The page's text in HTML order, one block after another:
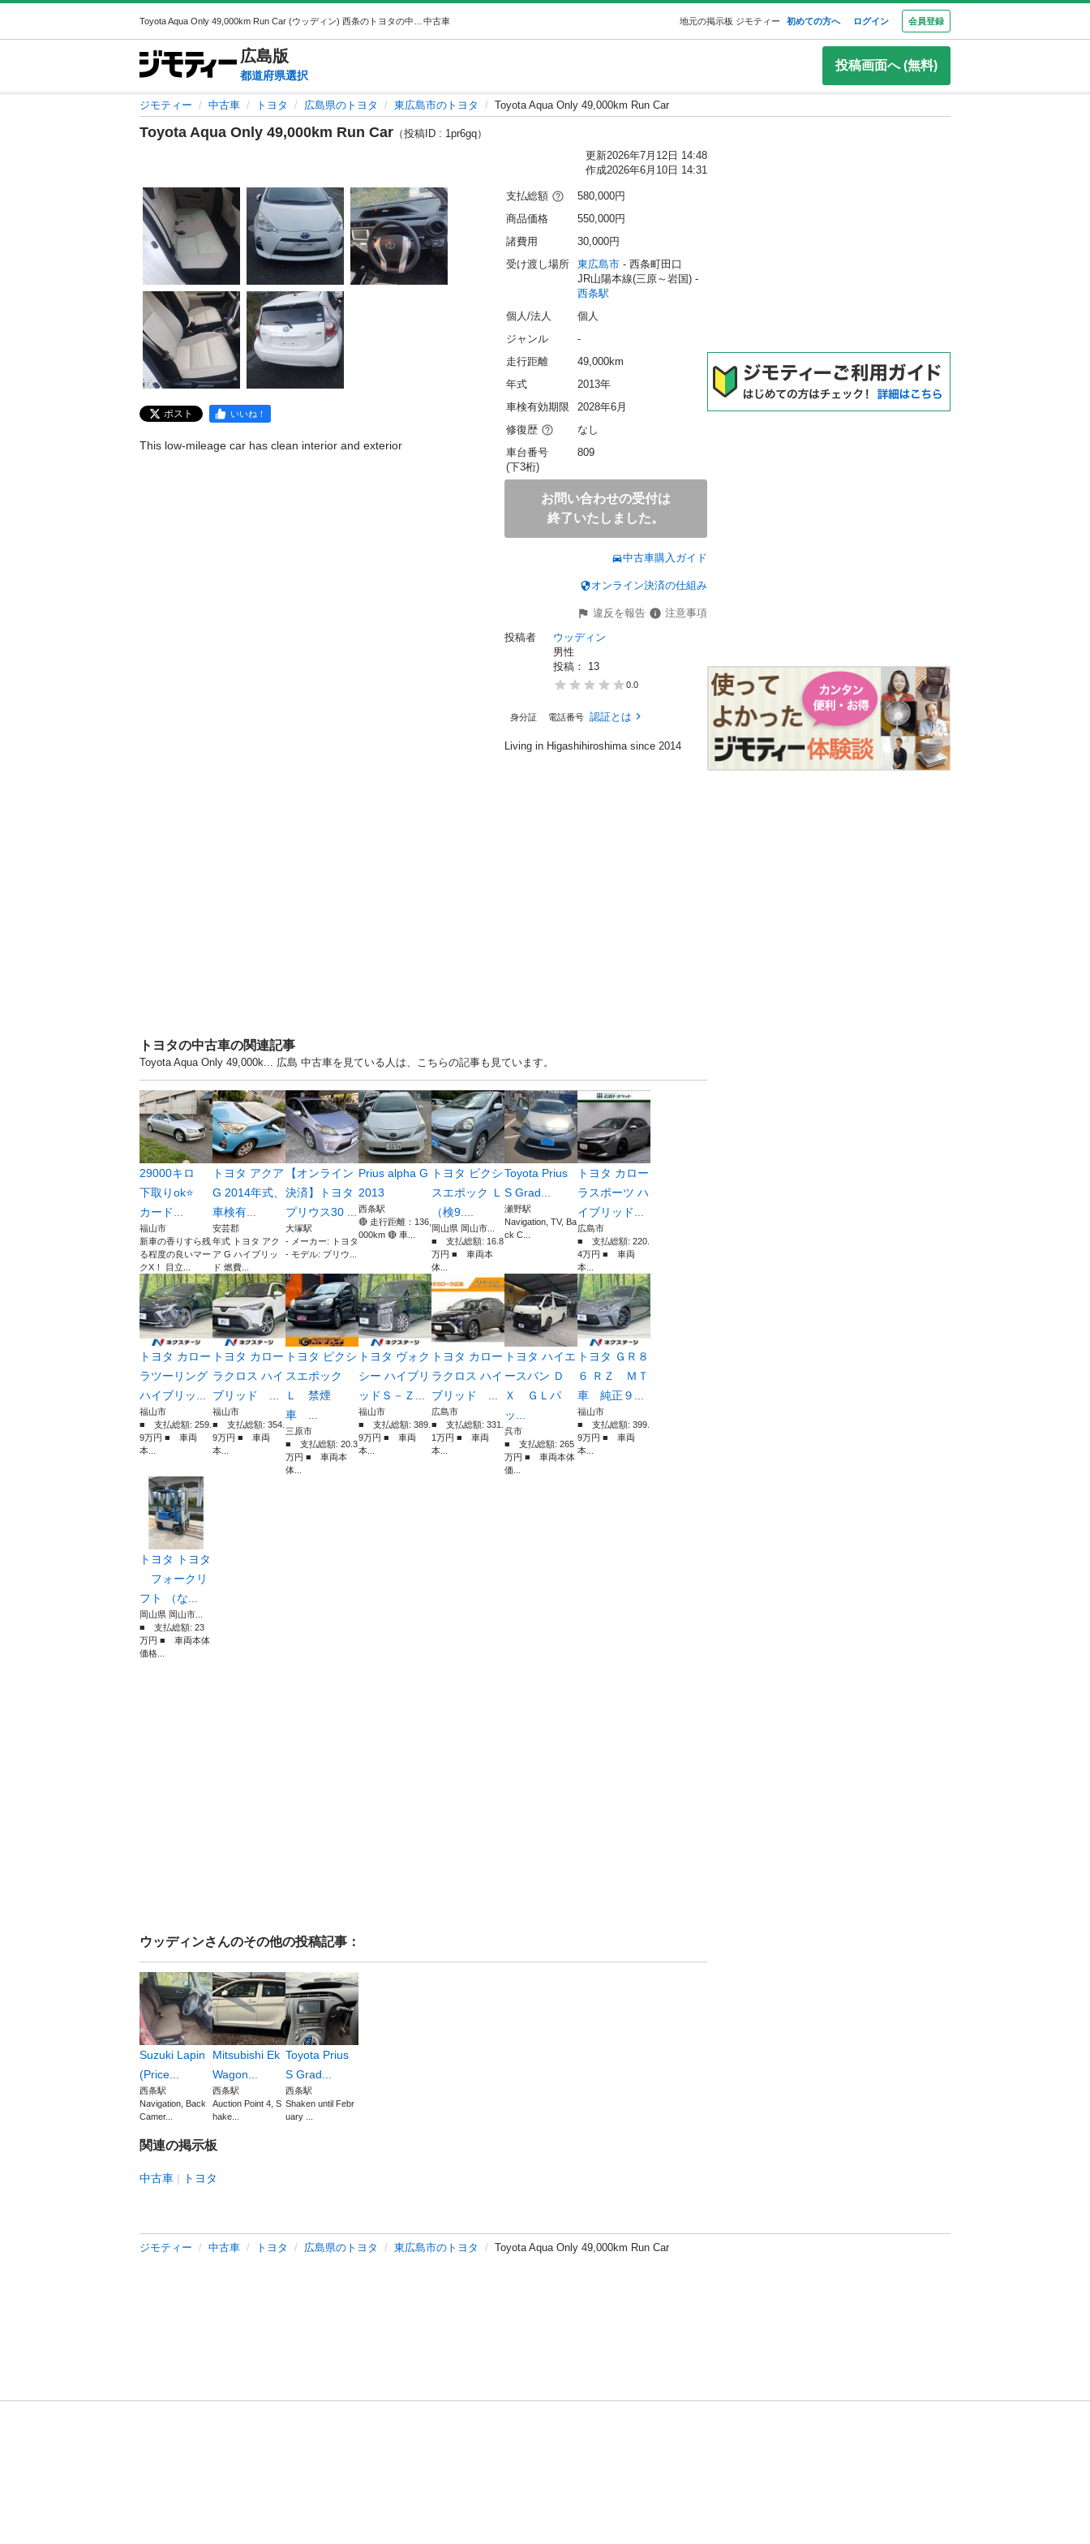
中古車 地元の掲示板 ジモティー 初めての方へ ログイン 会員登録
広島版
都道府県選択
投稿画面へ (無料)
ジモティー 中古車 トヨタ 広島県のトヨタ 東広島市のトヨタ Toyota Aqua Only 49,000km Run Car
Toyota Aqua Only 49,000km Run Car （投稿ID : 1pr6gq）
更新2026年7月12日 14:48
作成2026年6月10日 14:31
ポスト いいね！
This low-mileage car has clean interior and exterior
支払総額
580,000円
商品価格
550,000円
諸費用
30,000円
受け渡し場所
東広島市 - 西条町田口
西条駅
個人/法人
個人
ジャンル
-
走行距離
49,000km
年式
2013年
車検有効期限
2028年6月
修復歴
なし
車台番号
(下3桁)
809
お問い合わせの受付は
終了いたしました。
中古車購入ガイド
オンライン決済の仕組み
違反を報告
注意事項
投稿者
ウッディン
男性
投稿： 13
0.0
身分証 電話番号 認証とは
Living in Higashihiroshima since 2014
トヨタの中古車の関連記事
Toyota Aqua Only 49,000k... 広島 中古車を見ている人は、こちらの記事も見ています。
29000キロ
下取りok⭐️
カード...
福山市
新車の香りすら残
る程度の良いマー
クX！ 目立...
トヨタ アクア
G 2014年式、
車検有...
安芸郡
年式 トヨタ アク
ア G ハイブリッ
ド 燃費...
【オンライン
決済】トヨタ
プリウス30 ...
大塚駅
- メーカー: トヨタ
- モデル: プリウ...
Prius alpha G
2013
西条駅
🔴 走行距離：136,
000km 🔴 車...
トヨタ ピクシ
スエポック Ｌ
（検9....
岡山県 岡山市...
■ 支払総額: 16.8
万円 ■ 車両本
体...
Toyota Prius
S Grad...
瀬野駅
Navigation, TV, Ba
ck C...
トヨタ カロー
ラスポーツ ハ
イブリッド...
広島市
■ 支払総額: 220.
4万円 ■ 車両
本...
トヨタ カロー
ラツーリング
ハイブリッ...
福山市
■ 支払総額: 259.
9万円 ■ 車両
本...
トヨタ カロー
ラクロス ハイ
ブリッド ...
福山市
■ 支払総額: 354.
9万円 ■ 車両
本...
トヨタ ピクシ
スエポック
Ｌ 禁煙
車 ...
三原市
■ 支払総額: 20.3
万円 ■ 車両本
体...
トヨタ ヴォク
シー ハイブリ
ッドＳ－Ｚ...
福山市
■ 支払総額: 389.
9万円 ■ 車両
本...
トヨタ カロー
ラクロス ハイ
ブリッド ...
広島市
■ 支払総額: 331.
1万円 ■ 車両
本...
トヨタ ハイエ
ースバン Ｄ
Ｘ ＧＬパ
ッ...
呉市
■ 支払総額: 265
万円 ■ 車両本体
価...
トヨタ ＧＲ８
６ ＲＺ ＭＴ
車 純正９...
福山市
■ 支払総額: 399.
9万円 ■ 車両
本...
トヨタ トヨタ
フォークリ
フト （な...
岡山県 岡山市...
■ 支払総額: 23
万円 ■ 車両本体
価格...
ウッディンさんのその他の投稿記事：
Suzuki Lapin
(Price...
西条駅
Navigation, Back
Camer...
Mitsubishi Ek
Wagon...
西条駅
Auction Point 4, S
hake...
Toyota Prius
S Grad...
西条駅
Shaken until Febr
uary ...
関連の掲示板
中古車 トヨタ
ジモティー 中古車 トヨタ 広島県のトヨタ 東広島市のトヨタ Toyota Aqua Only 49,000km Run Car